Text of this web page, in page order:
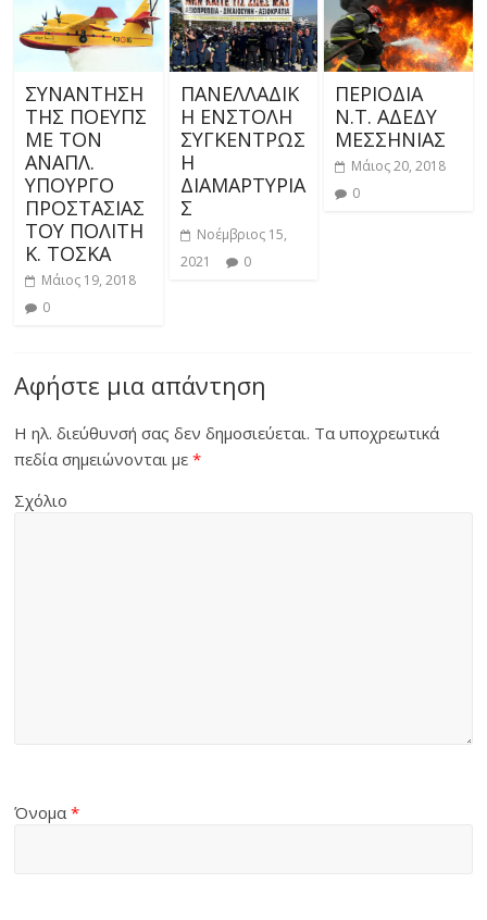
ΣΥΝΑΝΤΗΣΗ
ΤΗΣ ΠΟΕΥΠΣ
ΜΕ ΤΟΝ
ΑΝΑΠΛ.
ΥΠΟΥΡΓΟ
ΠΡΟΣΤΑΣΙΑΣ
ΤΟΥ ΠΟΛΙΤΗ
Κ. ΤΟΣΚΑ
Μάιος 19, 2018
0
ΠΑΝΕΛΛΑΔΙΚ
Η ΕΝΣΤΟΛΗ
ΣΥΓΚΕΝΤΡΩΣ
Η
ΔΙΑΜΑΡΤΥΡΙΑ
Σ
Νοέμβριος 15,
2021
0
ΠΕΡΙΟΔΙΑ
Ν.Τ. ΑΔΕΔΥ
ΜΕΣΣΗΝΙΑΣ
Μάιος 20, 2018
0
Αφήστε μια απάντηση
Η ηλ. διεύθυνσή σας δεν δημοσιεύεται. Τα υποχρεωτικά
πεδία σημειώνονται με*
Σχόλιο
Όνομα*